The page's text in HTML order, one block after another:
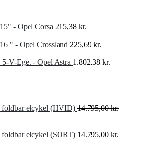
- Opel Corsa 215,38 kr.
" - Opel Crossland 225,69 kr.
V-Eget - Opel Astra 1.802,38 kr.
foldbar elcykel (HVID) 14.795,00kr.
elcykel (SORT) 14.795,00kr.